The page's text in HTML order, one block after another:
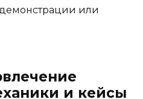
или
и кейсы